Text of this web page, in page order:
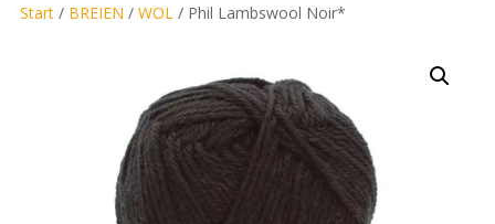
Start/ BREIEN / WOL / Phil Lambswool Noir*